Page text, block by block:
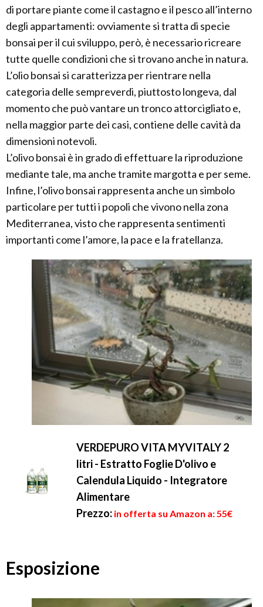
di portare piante come il castagno e il pesco all’interno
degli appartamenti: ovviamente si tratta di specie
bonsai per il cui sviluppo, però, è necessario ricreare
tutte quelle condizioni che si trovano anche in natura.
L’olio bonsai si caratterizza per rientrare nella
categoria delle sempreverdi, piuttosto longeva, dal
momento che può vantare un tronco attorcigliato e,
nella maggior parte dei casi, contiene delle cavità da
dimensioni notevoli.
L’olivo bonsai è in grado di effettuare la riproduzione
mediante tale, ma anche tramite margotta e per seme.
Infine, l’olivo bonsai rappresenta anche un simbolo
particolare per tutti i popoli che vivono nella zona
Mediterranea, visto che rappresenta sentimenti
importanti come l’amore, la pace e la fratellanza.
VERDEPURO VITA MYVITALY 2
litri - Estratto Foglie D'olivo e
Calendula Liquido - Integratore
Alimentare
Prezzo: in offerta su Amazon a: 55€
Esposizione